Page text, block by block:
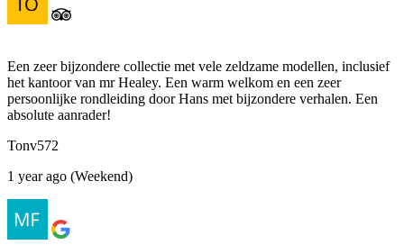
Een zeer bijzondere collectie met vele zeldzame modellen, inclusief
het kantoor van mr Healey. Een warm welkom en een zeer
persoonlijke rondleiding door Hans met bijzondere verhalen. Een
absolute aanrader!
Tonv572
1 year ago (Weekend)